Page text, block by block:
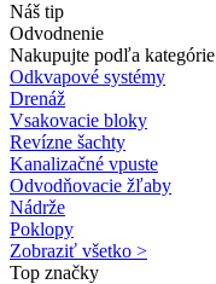
Náš tip
Odvodnenie
Nakupujte podľa kategórie
Odkvapové systémy
Drenáž
Vsakovacie bloky
Revízne šachty
Kanalizačné vpuste
Odvodňovacie žľaby
Nádrže
Poklopy
Zobraziť všetko >
Top značky